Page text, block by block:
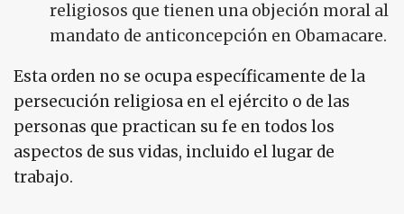
religiosos que tienen una objeción moral al
mandato de anticoncepción en Obamacare.
Esta orden no se ocupa específicamente de la
persecución religiosa en el ejército o de las
personas que practican su fe en todos los
aspectos de sus vidas, incluido el lugar de
trabajo.